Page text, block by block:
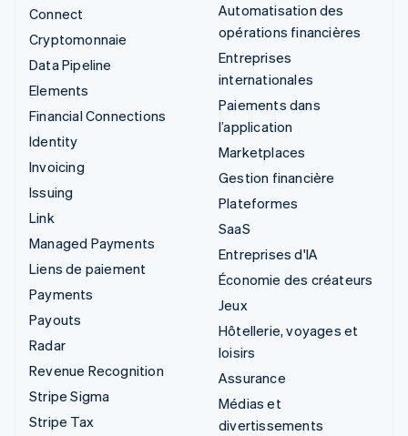
Connect
Cryptomonnaie
Data Pipeline
Elements
Financial Connections
Identity
Invoicing
Issuing
Link
Managed Payments
Liens de paiement
Payments
Payouts
Radar
Revenue Recognition
Stripe Sigma
Stripe Tax
Automatisation des
opérations financières
Entreprises
internationales
Paiements dans
l’application
Marketplaces
Gestion financière
Plateformes
SaaS
Entreprises d'IA
Économie des créateurs
Jeux
Hôtellerie, voyages et
loisirs
Assurance
Médias et
divertissements